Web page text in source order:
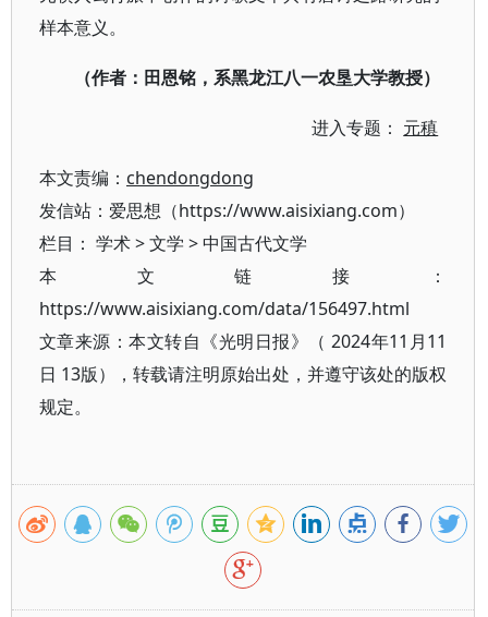
样本意义。
（作者：田恩铭，系黑龙江八一农垦大学教授）
进入专题： 元稹
本文责编： chendongdong
发信站：爱思想（https://www.aisixiang.com）
栏目： 学术>文学 >中国古代文学
本文链接：
https://www.aisixiang.com/data/156497.html
文章来源：本文转自《光明日报》（ 2024年11月11
日 13版），转载请注明原始出处，并遵守该处的版权
规定。